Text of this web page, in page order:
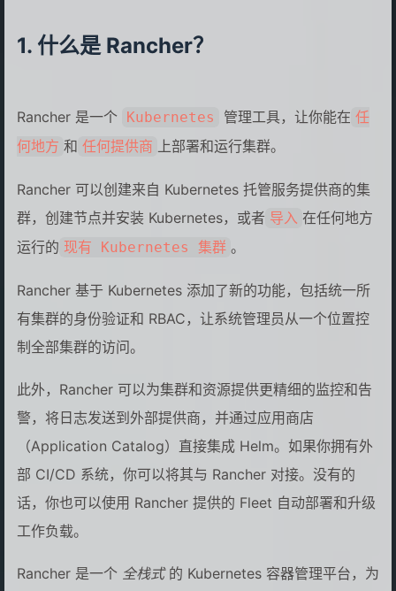
什么是 Rancher？
Rancher 是一个 Kubernetes 管理工具，让你能在 任
何地方 和 任何提供商 上部署和运行集群。
Rancher 可以创建来自 Kubernetes 托管服务提供商的集
群，创建节点并安装 Kubernetes，或者 导入 在任何地方
运行的 现有 Kubernetes 集群 。
Rancher 基于 Kubernetes 添加了新的功能，包括统一所
有集群的身份验证和 RBAC，让系统管理员从一个位置控
制全部集群的访问。
此外，Rancher 可以为集群和资源提供更精细的监控和告
警，将日志发送到外部提供商，并通过应用商店
（Application Catalog）直接集成 Helm。如果你拥有外
部 CI/CD 系统，你可以将其与 Rancher 对接。没有的
话，你也可以使用 Rancher 提供的 Fleet 自动部署和升级
工作负载。
Rancher 是一个 全栈式的 Kubernetes 容器管理平台，为